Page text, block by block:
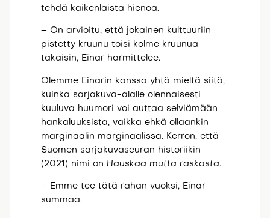
tehdä kaikenlaista hienoa.
– On arvioitu, että jokainen kulttuuriin
pistetty kruunu toisi kolme kruunua
takaisin, Einar harmittelee.
Olemme Einarin kanssa yhtä mieltä siitä,
kuinka sarjakuva-alalle olennaisesti
kuuluva huumori voi auttaa selviämään
hankaluuksista, vaikka ehkä ollaankin
marginaalin marginaalissa. Kerron, että
Suomen sarjakuvaseuran historiikin
(2021) nimi on Hauskaa mutta raskasta.
– Emme tee tätä rahan vuoksi, Einar
summaa.